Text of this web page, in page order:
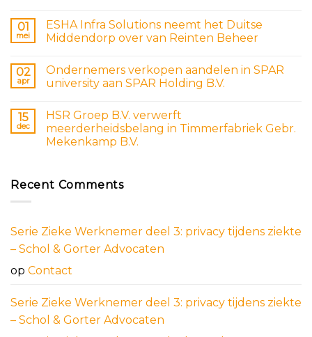
01
mei
ESHA Infra Solutions neemt het Duitse
Middendorp over van Reinten Beheer
02
apr
Ondernemers verkopen aandelen in SPAR
university aan SPAR Holding B.V.
15
dec
HSR Groep B.V. verwerft
meerderheidsbelang in Timmerfabriek Gebr.
Mekenkamp B.V.
Recent Comments
Serie Zieke Werknemer deel 3: privacy tijdens ziekte
– Schol & Gorter Advocaten
op Contact
Serie Zieke Werknemer deel 3: privacy tijdens ziekte
– Schol & Gorter Advocaten